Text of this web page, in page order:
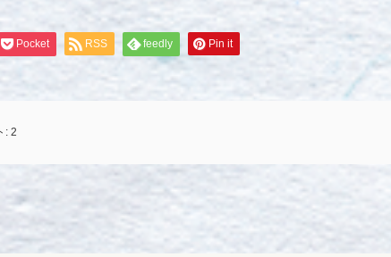
Pocket RSS feedly Pin it
: 2